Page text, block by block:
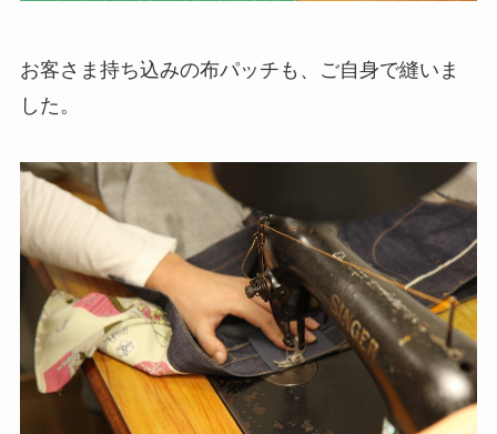
お客さま持ち込みの布パッチも、ご自身で縫いま
した。